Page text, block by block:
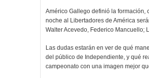
Américo Gallego definió la formación,
noche al Libertadores de América
Walter Acevedo, Federico Mancuello;
Las dudas estarán en ver de qué
del público de Independiente, y qué
campeonato con una imagen mejor